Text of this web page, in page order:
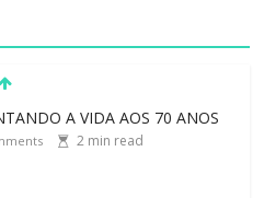
A VIDA AOS 70 ANOS
2 min read